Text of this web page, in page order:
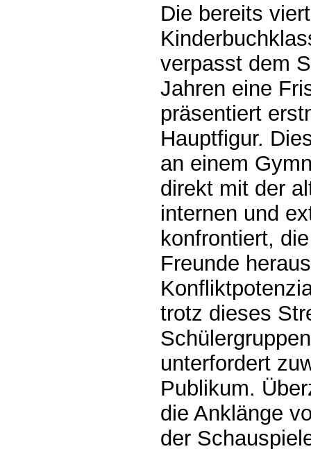
Die bereits
verpasst dem
Jahren eine
präsentiert
Hauptfigur.
an einem
direkt mit der
internen und
konfrontiert,
Freunde
trotz dieses
unterfordert
Publikum.
die Anklänge
der